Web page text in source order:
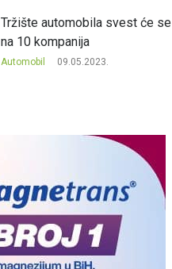
Tržište automobila svest će se
na 10 kompanija
Automobil 09.05.2023.